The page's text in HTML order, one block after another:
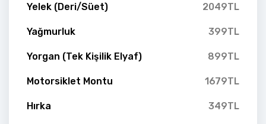
Yelek (Deri/Süet) 2049TL
Yağmurluk 399TL
Yorgan (Tek Kişilik Elyaf) 899TL
Motorsiklet Montu 1679TL
Hırka 349TL